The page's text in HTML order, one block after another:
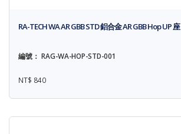
RA-TECH WA AR GBB STD 鋁合金 AR GBB Hop UP 座
編號： RAG-WA-HOP-STD-001
NT$ 840